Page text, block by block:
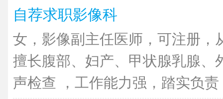
自荐求职影像科
女，影像副主任医师，可注册，
擅长腹部、妇产、甲状腺乳腺、
声检查 ，工作能力强，踏实负